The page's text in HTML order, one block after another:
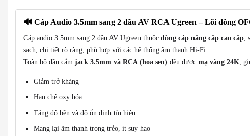
🔊 Cáp Audio 3.5mm sang 2 đầu AV RCA Ugreen – Lõi đồng
Cáp audio 3.5mm sang 2 đầu AV Ugreen thuộc dòng cáp nâng cấp cao cấp,
sạch, chi tiết rõ ràng, phù hợp với các hệ thống âm thanh Hi-Fi.
Toàn bộ đầu cắm jack 3.5mm và RCA (hoa sen) đều được mạ vàng 24K,
Giảm trở kháng
Hạn chế oxy hóa
Tăng độ bền và độ ổn định tín hiệu
Mang lại âm thanh trong trẻo, ít suy hao